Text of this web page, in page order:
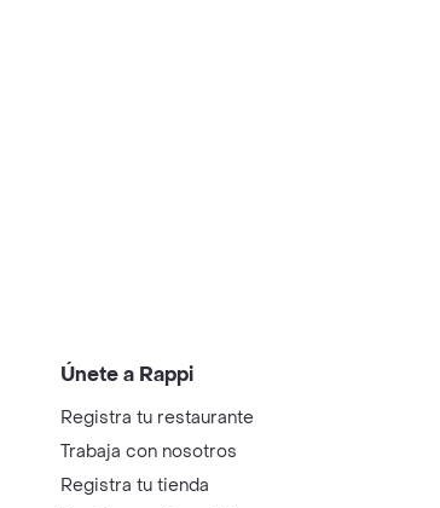
Únete a Rappi
Registra tu restaurante
Trabaja con nosotros
Registra tu tienda